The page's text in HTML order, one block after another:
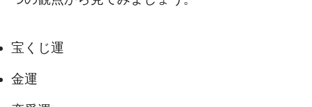
宝くじ運
金運